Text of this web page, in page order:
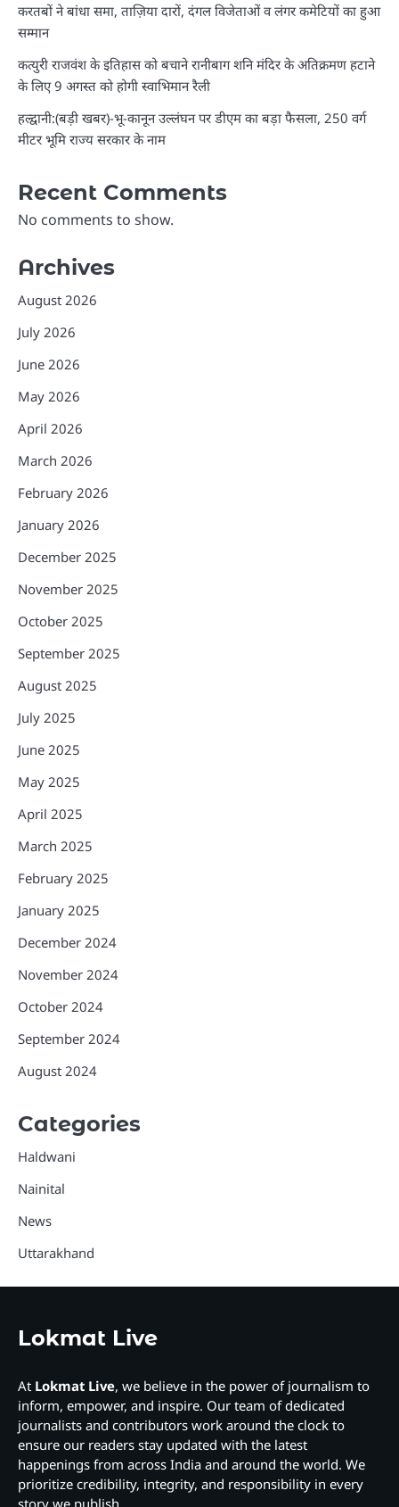
करतबों ने बांधा समा, ताज़िया दारों, दंगल विजेताओं व लंगर कमेटियों का हुआ
सम्मान
कत्युरी राजवंश के इतिहास को बचाने रानीबाग शनि मंदिर के अतिक्रमण हटाने
के लिए 9 अगस्त को होगी स्वाभिमान रैली
हल्द्वानी:(बड़ी खबर)-भू-कानून उल्लंघन पर डीएम का बड़ा फैसला, 250 वर्ग
मीटर भूमि राज्य सरकार के नाम
Recent Comments
No comments to show.
Archives
August 2026
July 2026
June 2026
May 2026
April 2026
March 2026
February 2026
January 2026
December 2025
November 2025
October 2025
September 2025
August 2025
July 2025
June 2025
May 2025
April 2025
March 2025
February 2025
January 2025
December 2024
November 2024
October 2024
September 2024
August 2024
Categories
Haldwani
Nainital
News
Uttarakhand
Lokmat Live
At Lokmat Live, we believe in the power of journalism to
inform, empower, and inspire. Our team of dedicated
journalists and contributors work around the clock to
ensure our readers stay updated with the latest
happenings from across India and around the world. We
prioritize credibility, integrity, and responsibility in every
story we publish.